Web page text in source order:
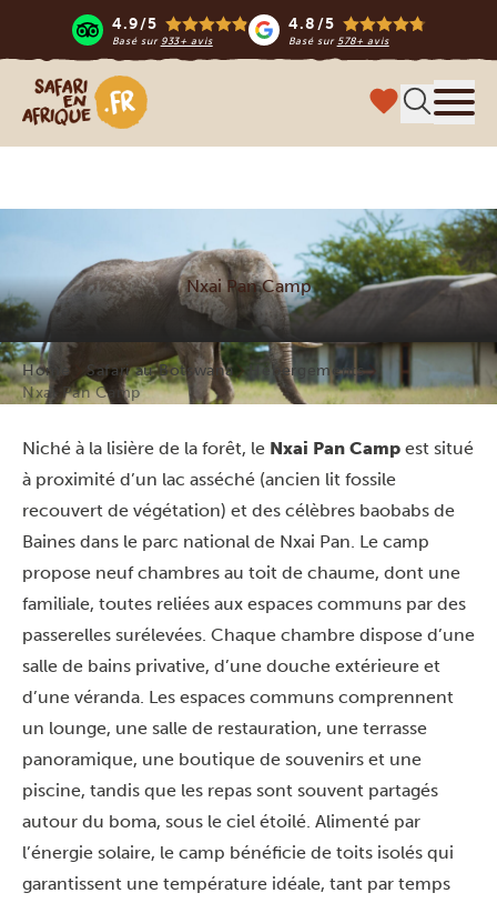
4.9/5
Basé sur 933+ avis
4.8/5
Basé sur 578+ avis
Safari en Afrique
Nxai Pan Camp
Home Safari au Botswana
Hébergements
Nxai Pan Camp
Niché à la lisière de la forêt, le Nxai Pan Camp est situé
à proximité d’un lac asséché (ancien lit fossile
recouvert de végétation) et des célèbres baobabs de
Baines dans le parc national de Nxai Pan. Le camp
propose neuf chambres au toit de chaume, dont une
familiale, toutes reliées aux espaces communs par des
passerelles surélevées. Chaque chambre dispose d’une
salle de bains privative, d’une douche extérieure et
d’une véranda. Les espaces communs comprennent
un lounge, une salle de restauration, une terrasse
panoramique, une boutique de souvenirs et une
piscine, tandis que les repas sont souvent partagés
autour du boma, sous le ciel étoilé. Alimenté par
l’énergie solaire, le camp bénéficie de toits isolés qui
garantissent une température idéale, tant par temps